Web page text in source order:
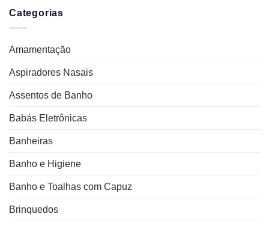
Categorias
Amamentação
Aspiradores Nasais
Assentos de Banho
Babás Eletrônicas
Banheiras
Banho e Higiene
Banho e Toalhas com Capuz
Brinquedos